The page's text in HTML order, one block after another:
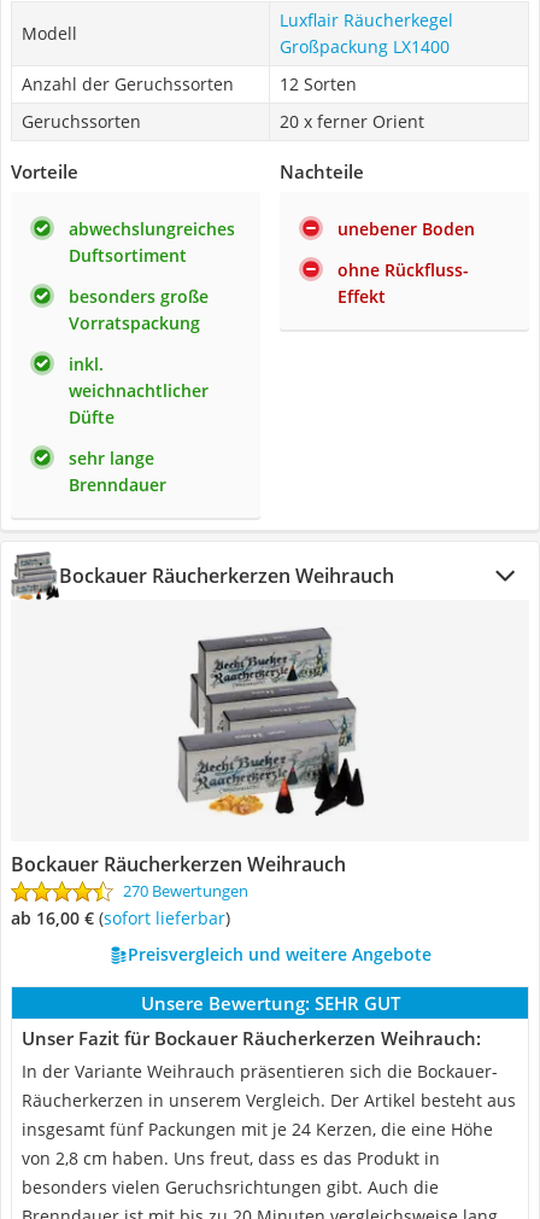
Modell
Luxflair Räucherkegel
Großpackung LX1400
Anzahl der Geruchssorten
12 Sorten
Geruchssorten
20 x ferner Orient
Vorteile
abwechslungreiches
Duftsortiment
besonders große
Vorratspackung
inkl.
weichnachtlicher
Düfte
sehr lange
Brenndauer
Nachteile
unebener Boden
ohne Rückfluss-
Effekt
Bockauer Räucherkerzen Weihrauch
Bockauer Räucherkerzen Weihrauch
270 Bewertungen
ab 16,00 € ( Sofort lieferbar)
Preisvergleich und weitere Angebote
Unsere Bewertung: SEHR GUT
Unser Fazit für Bockauer Räucherkerzen Weihrauch:
In der Variante Weihrauch präsentieren sich die Bockauer-
Räucherkerzen in unserem Vergleich. Der Artikel besteht aus
insgesamt fünf Packungen mit je 24 Kerzen, die eine Höhe
von 2,8 cm haben. Uns freut, dass es das Produkt in
besonders vielen Geruchsrichtungen gibt. Auch die